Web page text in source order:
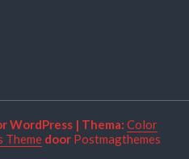
WordPress | Thema: Color
Themedoor Postmagthemes